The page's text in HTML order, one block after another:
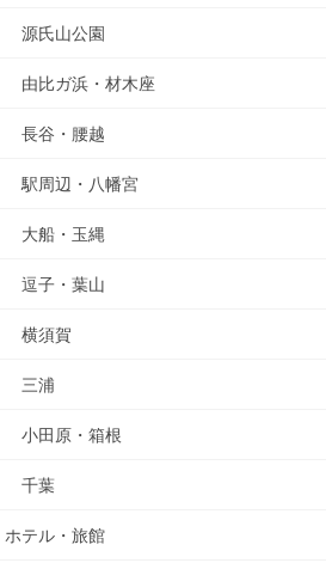
源氏山公園
由比ガ浜・材木座
長谷・腰越
駅周辺・八幡宮
大船・玉縄
逗子・葉山
横須賀
三浦
小田原・箱根
千葉
ホテル・旅館